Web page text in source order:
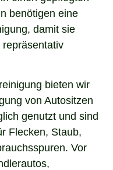
benötigen eine
damit sie
bieten wir
von Autositzen
genutzt und sind
Flecken, Staub,
Vor